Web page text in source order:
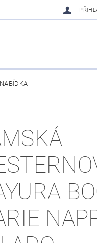
SENDRA-SENDRA